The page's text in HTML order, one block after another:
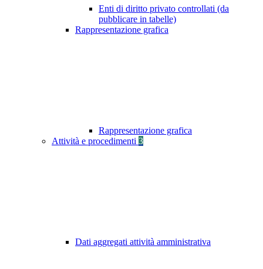
Enti di diritto privato controllati (da
pubblicare in tabelle)
Rappresentazione grafica
Rappresentazione grafica
Attività e procedimenti 3
Dati aggregati attività amministrativa